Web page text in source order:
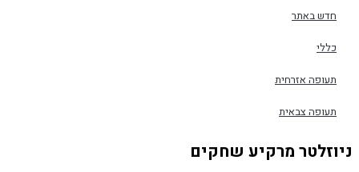
חדש באתר
כללי
תעופה אזרחית
תעופה צבאית
ניוזלטר מרקיע שחקים